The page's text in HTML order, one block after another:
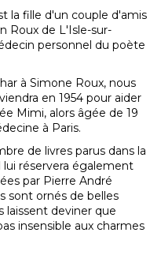
la fille d'un couple d'amis
Roux de L'Isle-sur-
personnel du poète
à Simone Roux, nous
en 1954 pour aider
Mimi, alors âgée de 19
à Paris.
de livres parus dans la
réservera également
par Pierre André
sont ornés de belles
laissent deviner que
insensible aux charmes